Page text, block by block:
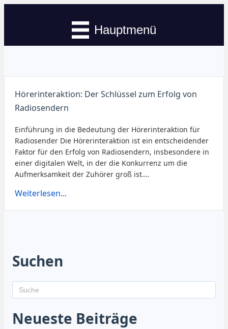
Hauptmenü
Hörerinteraktion: Der Schlüssel zum Erfolg von
Radiosendern
Einführung in die Bedeutung der Hörerinteraktion für
Radiosender Die Hörerinteraktion ist ein entscheidender
Faktor für den Erfolg von Radiosendern, insbesondere in
einer digitalen Welt, in der die Konkurrenz um die
Aufmerksamkeit der Zuhörer groß ist….
Weiterlesen...
Suchen
Neueste Beiträge